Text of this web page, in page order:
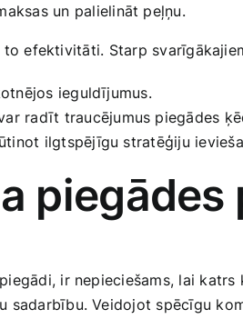
un palielināt ​peļņu.
to efektivitāti. Starp
ieguldījumus.
radīt traucējumus piegādes
ilgtspējīgu stratēģiju
piegādes
ir nepieciešams, lai
sadarbību. Veidojot spēcīgu